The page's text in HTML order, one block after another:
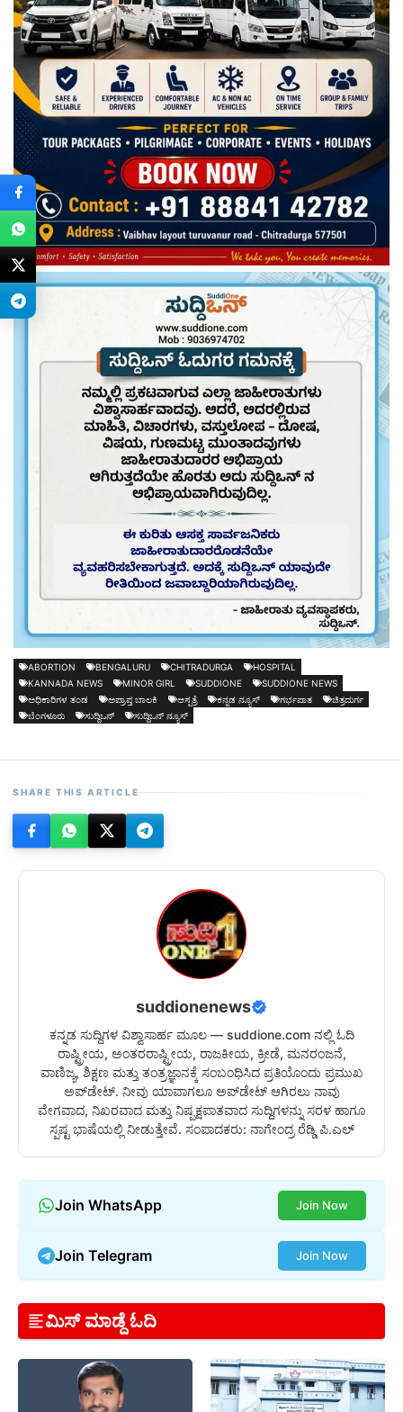
ABORTION BENGALURU CHITRADURGA
HOSPITAL
KANNADA NEWS
MINOR GIRL SUDDIONE
SUDDIONE NEWS
ಅಧಿಕಾರಿಗಳ ತಂಡ
ಅಪ್ರಾಪ್ತ ಬಾಲಕಿ ಆಸ್ಪತ್ರೆ ಕನ್ನಡ ನ್ಯೂಸ್ ಗರ್ಭಪಾತ
ಚಿತ್ರದುರ್ಗ
ಬೆಂಗಳೂರು
ಸುದ್ದಿಒನ್ ಸುದ್ದಿಒನ್ ನ್ಯೂಸ್
SHARE THIS ARTICLE
suddionenews
ಕನ್ನಡ ಸುದ್ದಿಗಳ ವಿಶ್ವಾಸಾರ್ಹ ಮೂಲ — suddione.com ನಲ್ಲಿ ಓದಿ
ರಾಷ್ಟ್ರೀಯ, ಅಂತರರಾಷ್ಟ್ರೀಯ, ರಾಜಕೀಯ, ಕ್ರೀಡೆ, ಮನರಂಜನೆ,
ವಾಣಿಜ್ಯ, ಶಿಕ್ಷಣ ಮತ್ತು ತಂತ್ರಜ್ಞಾನಕ್ಕೆ ಸಂಬಂಧಿಸಿದ ಪ್ರತಿಯೊಂದು ಪ್ರಮುಖ
ಅಪ್‌ಡೇಟ್. ನೀವು ಯಾವಾಗಲೂ ಅಪ್‌ಡೇಟ್ ಆಗಿರಲು ನಾವು
ವೇಗವಾದ, ನಿಖರವಾದ ಮತ್ತು ನಿಷ್ಪಕ್ಷಪಾತವಾದ ಸುದ್ದಿಗಳನ್ನು ಸರಳ ಹಾಗೂ
ಸ್ಪಷ್ಟ ಭಾಷೆಯಲ್ಲಿ ನೀಡುತ್ತೇವೆ. ಸಂಪಾದಕರು: ನಾಗೇಂದ್ರ ರೆಡ್ಡಿ ಪಿ.ಎಲ್
Join WhatsApp Join Now
Join Telegram Join Now
ಮಿಸ್ ಮಾಡ್ದೆ ಓದಿ